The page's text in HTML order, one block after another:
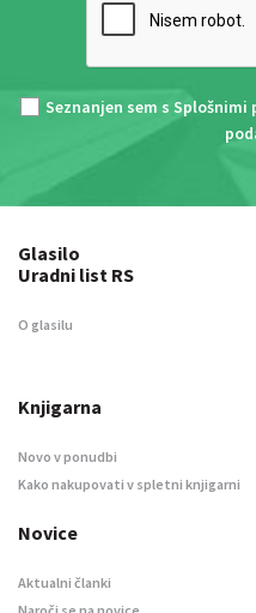
Seznanjen sem s Splošnimi
Glasilo
Uradni list RS
O glasilu
Knjigarna
Novo v ponudbi
Kako nakupovati v spletni knjigarni
Novice
Aktualni članki